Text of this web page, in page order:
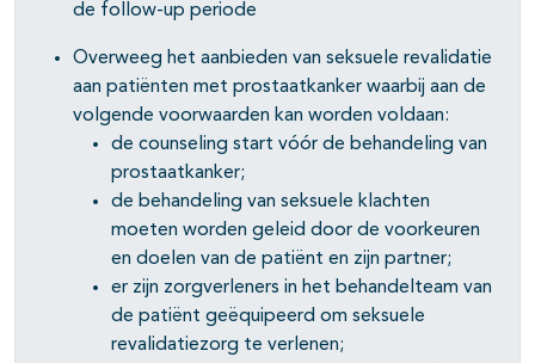
de follow-up periode
Overweeg het aanbieden van seksuele revalidatie
aan patiënten met prostaatkanker waarbij aan de
volgende voorwaarden kan worden voldaan:
de counseling start vóór de behandeling van
prostaatkanker;
de behandeling van seksuele klachten
moeten worden geleid door de voorkeuren
en doelen van de patiënt en zijn partner;
er zijn zorgverleners in het behandelteam van
de patiënt geëquipeerd om seksuele
revalidatiezorg te verlenen;